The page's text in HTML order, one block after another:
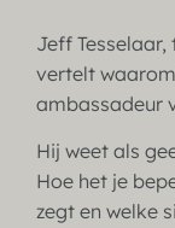
Jeff
vertelt
ambassadeur
Hij weet als
Hoe het je
zegt en welke